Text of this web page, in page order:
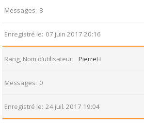
Messages 8
Enregistré le 07 juin 2017 20:16
Rang, Nom d’utilisateur PierreH
Messages 0
Enregistré le 24 juil. 2017 19:04